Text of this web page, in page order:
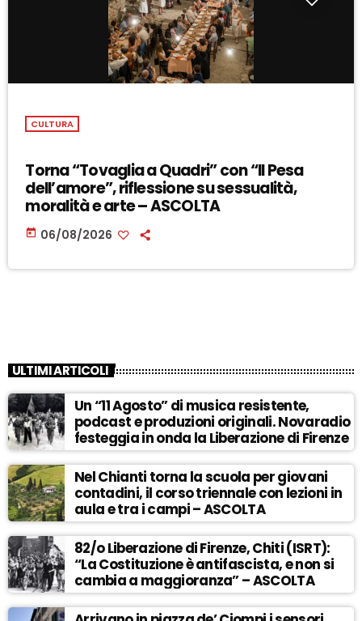
CULTURA
Torna “Tovaglia a Quadri” con “Il Pesa
dell’amore”, riflessione su sessualità,
moralità e arte – ASCOLTA
today 06/08/2026
ULTIMI ARTICOLI
Un “11 Agosto” di musica resistente,
podcast e produzioni originali. Novaradio
festeggia in onda la Liberazione di Firenze
Nel Chianti torna la scuola per giovani
contadini, il corso triennale con lezioni in
aula e tra i campi – ASCOLTA
82/o Liberazione di Firenze, Chiti (ISRT):
“La Costituzione è antifascista, e non si
cambia a maggioranza” – ASCOLTA